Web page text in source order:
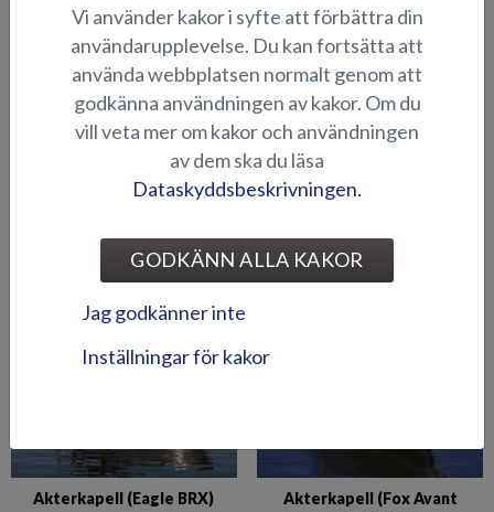
KAPELL
Akterkapell (Beaver BR) Akterkapell (Eagle BR)
Akterkapell (Eagle BRX)
Akterkapell (Fox Avant
Vi använder kakor i syfte att förbättra din
användarupplevelse. Du kan fortsätta att
använda webbplatsen normalt genom att
godkänna användningen av kakor. Om du
vill veta mer om kakor och användningen
av dem ska du läsa
Dataskyddsbeskrivningen.
GODKÄNN ALLA KAKOR
Jag godkänner inte
Inställningar för kakor